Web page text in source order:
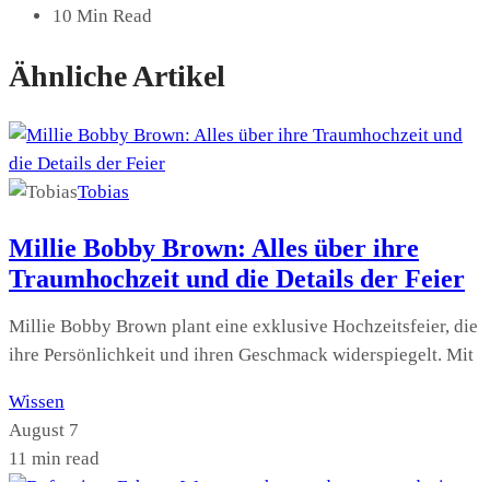
10 Min Read
Ähnliche Artikel
Tobias
Millie Bobby Brown: Alles über ihre
Traumhochzeit und die Details der Feier
Millie Bobby Brown plant eine exklusive Hochzeitsfeier, die
ihre Persönlichkeit und ihren Geschmack widerspiegelt. Mit
Wissen
August 7
11 min read